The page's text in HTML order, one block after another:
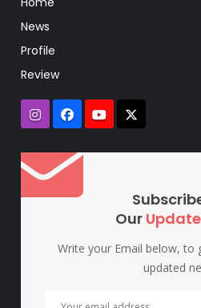
News
Profile
Review
Our Update
Write your Email below, to
updated